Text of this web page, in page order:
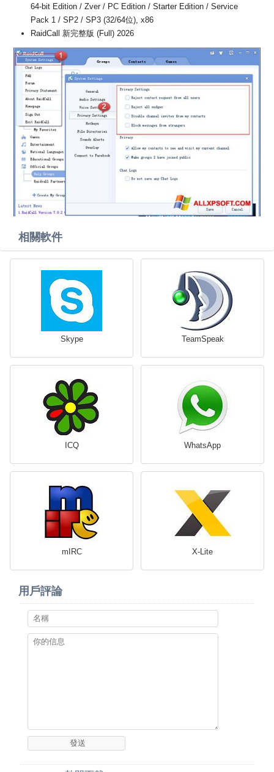
64-bit Edition / Zver / PC Edition / Starter Edition / Service
Pack 1 / SP2 / SP3 (32/64位), x86
RaidCall 新完整版 (Full) 2026
相關軟件
Skype TeamSpeak
ICQ WhatsApp
mIRC X-Lite
用戶評論